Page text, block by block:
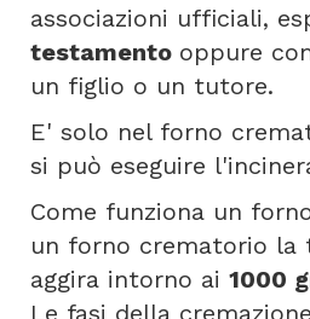
associazioni ufficiali,
testamento oppure
un figlio o un tutore.
E' solo nel forno
si può eseguire
Come funziona un
un forno crematorio la
aggira intorno ai 1000
Le fasi della